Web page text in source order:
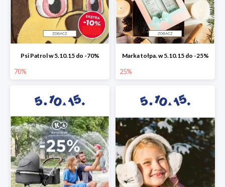
Psi Patrol w 5.10.15 do -70%
70%
Marka tołpa. w 5.10.15 do -25%
25%